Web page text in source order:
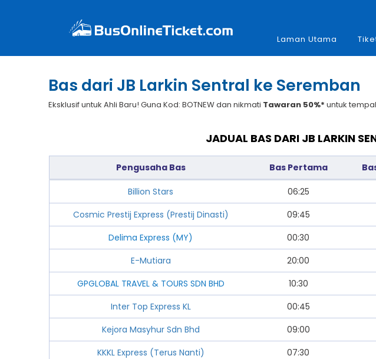
Laman Utama
Bas dari JB Larkin Sentral ke Seremban
Eksklusif untuk Ahli Baru! Guna Kod: BOTNEW dan nikmati Tawaran 50%* untuk
JADUAL BAS DARI JB LARKIN
Pengusaha Bas Bas Pertama
Billion Stars 06:25
Cosmic Prestij Express (Prestij Dinasti)
09:45
Delima Express (MY)
00:30
E-Mutiara
20:00
GPGLOBAL TRAVEL & TOURS SDN BHD
10:30
Inter Top Express KL
00:45
Kejora Masyhur Sdn Bhd
09:00
KKKL Express (Terus Nanti)
07:30